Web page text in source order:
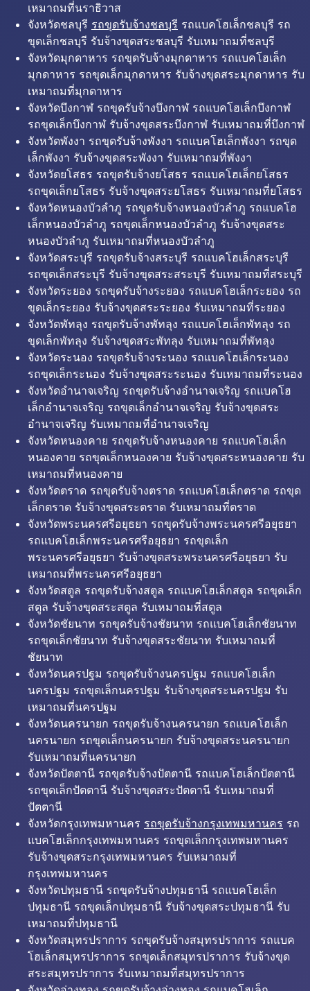
เหมาถมที่นราธิวาส
จังหวัดชลบุรี รถขุดรับจ้างชลบุรี รถแบคโฮเล็กชลบุรี รถ
ขุดเล็กชลบุรี รับจ้างขุดสระชลบุรี รับเหมาถมที่ชลบุรี
จังหวัดมุกดาหาร รถขุดรับจ้างมุกดาหาร รถแบคโฮเล็ก
มุกดาหาร รถขุดเล็กมุกดาหาร รับจ้างขุดสระมุกดาหาร รับ
เหมาถมที่มุกดาหาร
จังหวัดบึงกาฬ รถขุดรับจ้างบึงกาฬ รถแบคโฮเล็กบึงกาฬ
รถขุดเล็กบึงกาฬ รับจ้างขุดสระบึงกาฬ รับเหมาถมที่บึงกาฬ
จังหวัดพังงา รถขุดรับจ้างพังงา รถแบคโฮเล็กพังงา รถขุด
เล็กพังงา รับจ้างขุดสระพังงา รับเหมาถมที่พังงา
จังหวัดยโสธร รถขุดรับจ้างยโสธร รถแบคโฮเล็กยโสธร
รถขุดเล็กยโสธร รับจ้างขุดสระยโสธร รับเหมาถมที่ยโสธร
จังหวัดหนองบัวลำภู รถขุดรับจ้างหนองบัวลำภู รถแบคโฮ
เล็กหนองบัวลำภู รถขุดเล็กหนองบัวลำภู รับจ้างขุดสระ
หนองบัวลำภู รับเหมาถมที่หนองบัวลำภู
จังหวัดสระบุรี รถขุดรับจ้างสระบุรี รถแบคโฮเล็กสระบุรี
รถขุดเล็กสระบุรี รับจ้างขุดสระสระบุรี รับเหมาถมที่สระบุรี
จังหวัดระยอง รถขุดรับจ้างระยอง รถแบคโฮเล็กระยอง รถ
ขุดเล็กระยอง รับจ้างขุดสระระยอง รับเหมาถมที่ระยอง
จังหวัดพัทลุง รถขุดรับจ้างพัทลุง รถแบคโฮเล็กพัทลุง รถ
ขุดเล็กพัทลุง รับจ้างขุดสระพัทลุง รับเหมาถมที่พัทลุง
จังหวัดระนอง รถขุดรับจ้างระนอง รถแบคโฮเล็กระนอง
รถขุดเล็กระนอง รับจ้างขุดสระระนอง รับเหมาถมที่ระนอง
จังหวัดอำนาจเจริญ รถขุดรับจ้างอำนาจเจริญ รถแบคโฮ
เล็กอำนาจเจริญ รถขุดเล็กอำนาจเจริญ รับจ้างขุดสระ
อำนาจเจริญ รับเหมาถมที่อำนาจเจริญ
จังหวัดหนองคาย รถขุดรับจ้างหนองคาย รถแบคโฮเล็ก
หนองคาย รถขุดเล็กหนองคาย รับจ้างขุดสระหนองคาย รับ
เหมาถมที่หนองคาย
จังหวัดตราด รถขุดรับจ้างตราด รถแบคโฮเล็กตราด รถขุด
เล็กตราด รับจ้างขุดสระตราด รับเหมาถมที่ตราด
จังหวัดพระนครศรีอยุธยา รถขุดรับจ้างพระนครศรีอยุธยา
รถแบคโฮเล็กพระนครศรีอยุธยา รถขุดเล็ก
พระนครศรีอยุธยา รับจ้างขุดสระพระนครศรีอยุธยา รับ
เหมาถมที่พระนครศรีอยุธยา
จังหวัดสตูล รถขุดรับจ้างสตูล รถแบคโฮเล็กสตูล รถขุดเล็ก
สตูล รับจ้างขุดสระสตูล รับเหมาถมที่สตูล
จังหวัดชัยนาท รถขุดรับจ้างชัยนาท รถแบคโฮเล็กชัยนาท
รถขุดเล็กชัยนาท รับจ้างขุดสระชัยนาท รับเหมาถมที่
ชัยนาท
จังหวัดนครปฐม รถขุดรับจ้างนครปฐม รถแบคโฮเล็ก
นครปฐม รถขุดเล็กนครปฐม รับจ้างขุดสระนครปฐม รับ
เหมาถมที่นครปฐม
จังหวัดนครนายก รถขุดรับจ้างนครนายก รถแบคโฮเล็ก
นครนายก รถขุดเล็กนครนายก รับจ้างขุดสระนครนายก
รับเหมาถมที่นครนายก
จังหวัดปัตตานี รถขุดรับจ้างปัตตานี รถแบคโฮเล็กปัตตานี
รถขุดเล็กปัตตานี รับจ้างขุดสระปัตตานี รับเหมาถมที่
ปัตตานี
จังหวัดกรุงเทพมหานคร รถขุดรับจ้างกรุงเทพมหานคร รถ
แบคโฮเล็กกรุงเทพมหานคร รถขุดเล็กกรุงเทพมหานคร
รับจ้างขุดสระกรุงเทพมหานคร รับเหมาถมที่
กรุงเทพมหานคร
จังหวัดปทุมธานี รถขุดรับจ้างปทุมธานี รถแบคโฮเล็ก
ปทุมธานี รถขุดเล็กปทุมธานี รับจ้างขุดสระปทุมธานี รับ
เหมาถมที่ปทุมธานี
จังหวัดสมุทรปราการ รถขุดรับจ้างสมุทรปราการ รถแบค
โฮเล็กสมุทรปราการ รถขุดเล็กสมุทรปราการ รับจ้างขุด
สระสมุทรปราการ รับเหมาถมที่สมุทรปราการ